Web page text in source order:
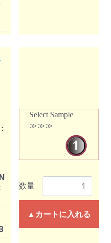
Select Sample
≫≫≫
数量
▲カートに入れる